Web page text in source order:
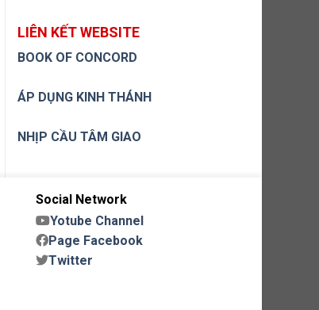
LIÊN KẾT WEBSITE
BOOK OF CONCORD
ÁP DỤNG KINH THÁNH
NHỊP CẦU TÂM GIAO
Social Network
Yotube Channel
Page Facebook
Twitter